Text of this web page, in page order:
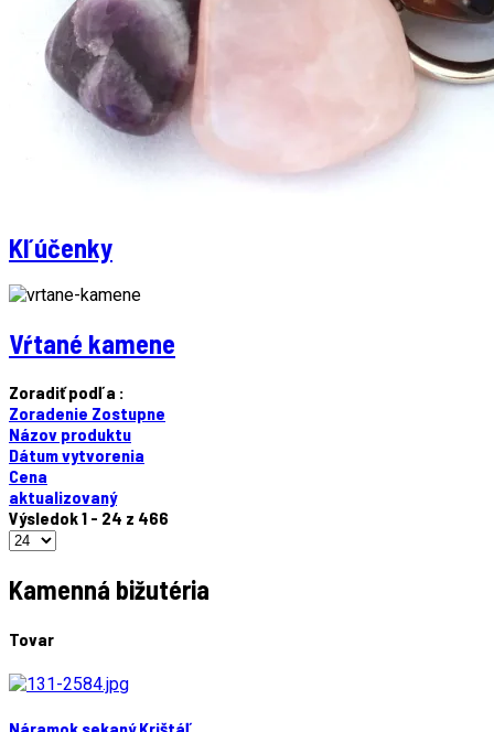
Kľúčenky
Vŕtané kamene
Zoradiť podľa :
Zoradenie Zostupne
Názov produktu
Dátum vytvorenia
Cena
aktualizovaný
Výsledok 1 - 24 z 466
Kamenná bižutéria
Tovar